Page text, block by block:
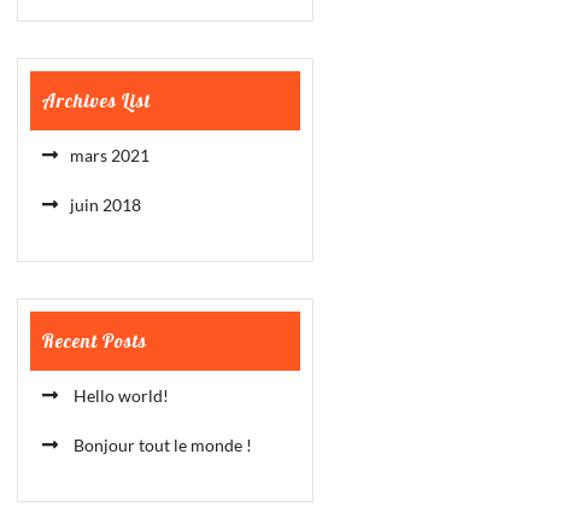
Archives List
mars 2021
juin 2018
Recent Posts
Hello world!
Bonjour tout le monde !